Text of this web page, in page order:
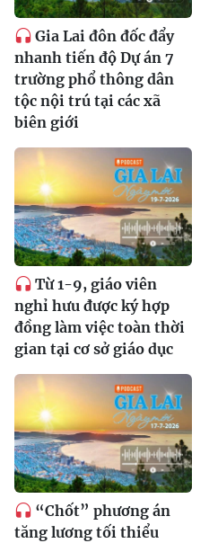
Gia Lai đôn đốc đẩy
nhanh tiến độ Dự án 7
trường phổ thông dân
tộc nội trú tại các xã
biên giới
Từ 1-9, giáo viên
nghỉ hưu được ký hợp
đồng làm việc toàn thời
gian tại cơ sở giáo dục
“Chốt” phương án
tăng lương tối thiểu